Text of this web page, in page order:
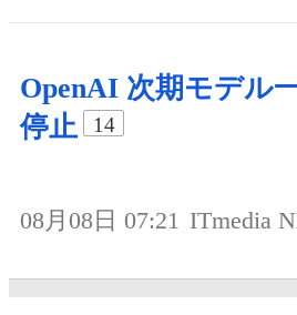
OpenAI 次期モデル
停止
14
08月08日 07:21 ITmedia